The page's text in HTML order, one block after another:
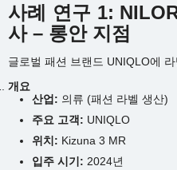
사례 연구 1:
사 – 롱안 지점
글로벌 패션 브랜드 UNIQLO에
개요
산업: 의류 (패션 라벨 생산)
주요 고객: UNIQLO
위치: Kizuna 3 MR
입주 시기: 2024년